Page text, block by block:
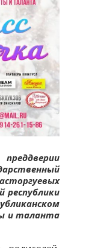
республики
и таланта